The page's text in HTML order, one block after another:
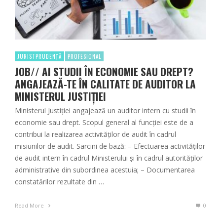
JURISTPRUDENȚĂ PROFESIONAL
JOB// AI STUDII ÎN ECONOMIE SAU DREPT?
ANGAJEAZĂ-TE ÎN CALITATE DE AUDITOR LA
MINISTERUL JUSTIȚIEI
Ministerul Justiției angajează un auditor intern cu studii în
economie sau drept. Scopul general al funcţiei este de a
contribui la realizarea activităților de audit în cadrul
misiunilor de audit. Sarcini de bază: – Efectuarea activităților
de audit intern în cadrul Ministerului și în cadrul autorităților
administrative din subordinea acestuia; – Documentarea
constatărilor rezultate din …
Read More 0